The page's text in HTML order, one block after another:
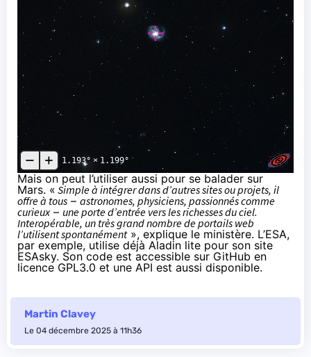
1.193° × 1.199°
Mais on peut l’utiliser aussi pour se balader sur
Mars. « Simple à intégrer dans d’autres sites ou projets, il
offre à tous – astronomes, physiciens, passionnés comme
curieux– une porte d’entrée vers les richesses du ciel.
Interopérable, un très grand nombre de portails web
l’utilisent spontanément», explique le ministère. L’ESA,
par exemple, utilise déjà Aladin lite pour son site
ESAsky. Son code est accessible sur GitHub en
licence GPL3.0 et une API est aussi disponible.
Martin Clavey
Le 04 décembre 2025 à 11h36